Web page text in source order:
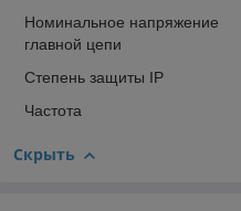
Номинальное напряжение
главной цепи
Степень защиты IP
Частота
Скрыть